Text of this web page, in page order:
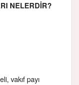
NELERDİR?
vakıf payı